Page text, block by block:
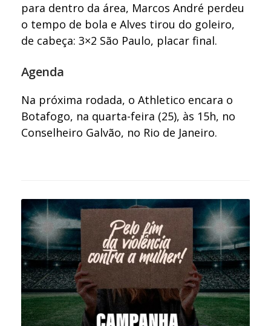
para dentro da área, Marcos André perdeu
o tempo de bola e Alves tirou do goleiro,
de cabeça: 3×2 São Paulo, placar final.
Agenda
Na próxima rodada, o Athletico encara o
Botafogo, na quarta-feira (25), às 15h, no
Conselheiro Galvão, no Rio de Janeiro.